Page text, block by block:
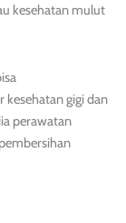
kesehatan mulut
gigi dan
perawatan